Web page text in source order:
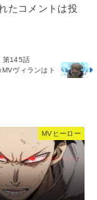
たコメントは投
第145話
ヴィランはト
MVヒーロー